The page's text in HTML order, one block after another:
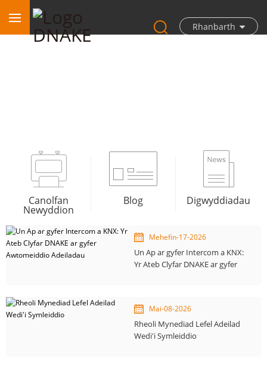
Rhanbarth
Canolfan
Newyddion
Blog Digwyddiadau
Mehefin-17-2026
Un Ap ar gyfer Intercom a KNX:
Yr Ateb Clyfar DNAKE ar gyfer
Mai-08-2026
Rheoli Mynediad Lefel Adeilad
Wedi'i Symleiddio